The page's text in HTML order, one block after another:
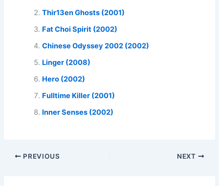
Thir13en Ghosts (2001)
Fat Choi Spirit (2002)
Chinese Odyssey 2002 (2002)
Linger (2008)
Hero (2002)
Fulltime Killer (2001)
Inner Senses (2002)
PREVIOUS NEXT